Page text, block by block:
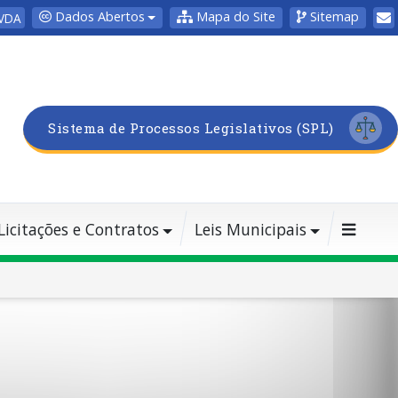
Dados Abertos Mapa do Site Sitemap
Sistema de Processos Legislativos (SPL)
e Contratos Leis Municipais